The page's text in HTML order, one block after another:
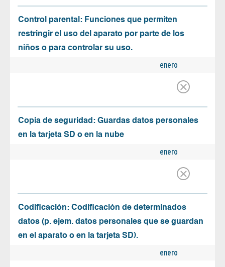
Control parental: Funciones que permiten
restringir el uso del aparato por parte de los
niños o para controlar su uso.
enero
Copia de seguridad: Guardas datos personales
en la tarjeta SD o en la nube
enero
Codificación: Codificación de determinados
datos (p. ejem. datos personales que se guardan
en el aparato o en la tarjeta SD).
enero